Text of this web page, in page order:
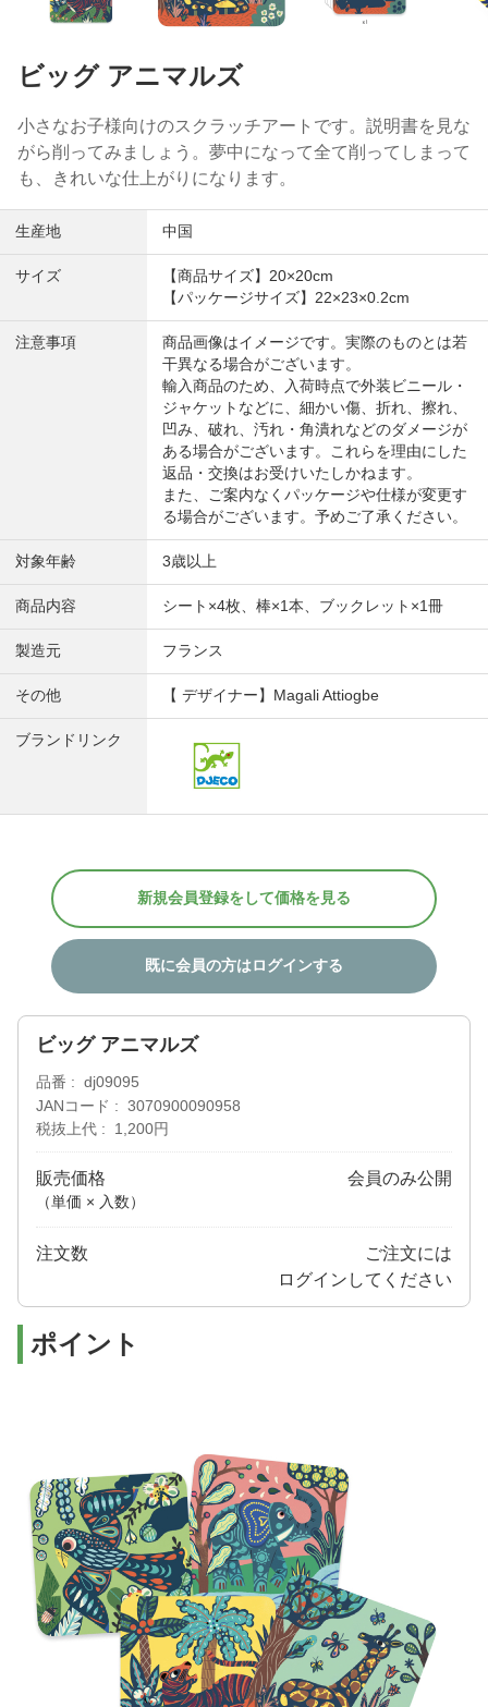
ビッグ アニマルズ
小さなお子様向けのスクラッチアートです。説明書を見な
がら削ってみましょう。夢中になって全て削ってしまって
も、きれいな仕上がりになります。
生産地 中国
サイズ
【商品サイズ】20×20cm
【パッケージサイズ】22×23×0.2cm
注意事項
商品画像はイメージです。実際のものとは若
干異なる場合がございます。
輸入商品のため、入荷時点で外装ビニール・
ジャケットなどに、細かい傷、折れ、擦れ、
凹み、破れ、汚れ・角潰れなどのダメージが
ある場合がございます。これらを理由にした
返品・交換はお受けいたしかねます。
また、ご案内なくパッケージや仕様が変更す
る場合がございます。予めご了承ください。
対象年齢 3歳以上
商品内容 シート×4枚、棒×1本、ブックレット×1冊
製造元 フランス
その他 【 デザイナー】Magali Attiogbe
ブランドリンク
新規会員登録をして価格を見る
既に会員の方はログインする
ビッグ アニマルズ
品番
dj09095
JANコード
3070900090958
税抜上代
1,200円
販売価格
（単価 × 入数）
会員のみ公開
注文数
ご注文には
ログイン してください
ポイント